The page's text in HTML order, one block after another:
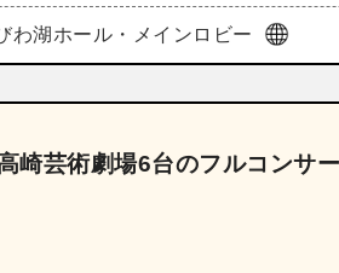
わ湖ホール・メインロビー
崎芸術劇場6台のフルコンサ